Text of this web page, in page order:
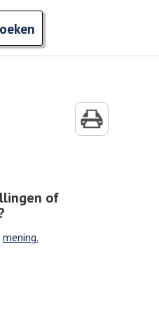
Open zoekveld
of
mening.